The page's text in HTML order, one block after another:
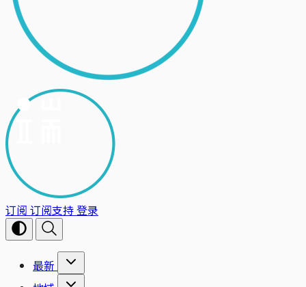
订阅 订阅支持登录
最新